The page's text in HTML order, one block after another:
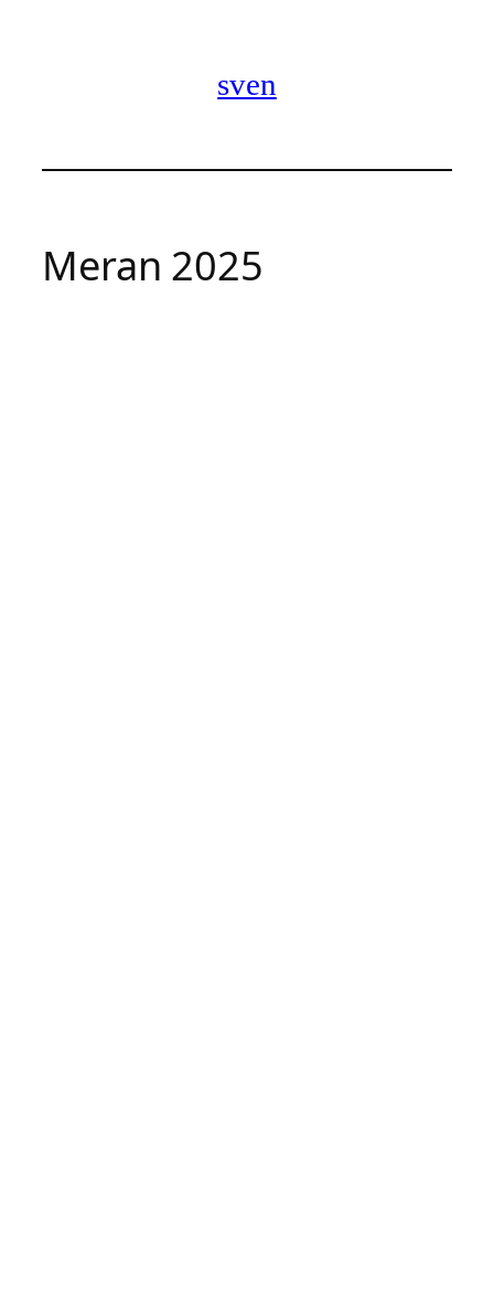
sven
Meran 2025